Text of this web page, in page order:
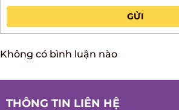
Không có bình luận nào